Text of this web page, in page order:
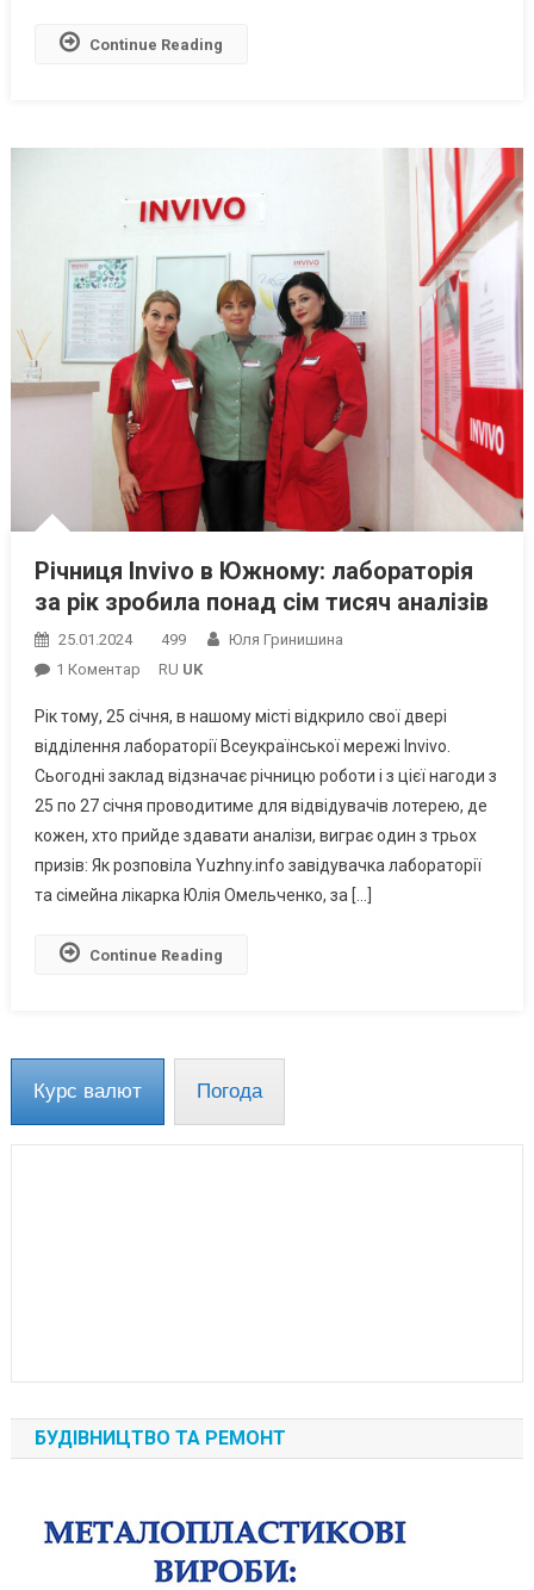
Continue Reading
Річниця Invivo в Южному: лабораторія
за рік зробила понад сім тисяч аналізів
25.01.2024 499
Юля Гринишина
1 КоментарДо
Invivo
В
Южному:
Лабораторія
За
Рік
Зробила
RU UK
Рік тому, 25 січня, в нашому місті відкрило свої двері
відділення лабораторії Всеукраїнської мережі Invivo.
Сьогодні заклад відзначає річницю роботи і з цієї нагоди з
25 по 27 січня проводитиме для відвідувачів лотерею, де
кожен, хто прийде здавати аналізи, виграє один з трьох
призів: Як розповіла Yuzhny.info завідувачка лабораторії
та сімейна лікарка Юлія Омельченко, за […]
Continue Reading
Курс валют Погода
БУДІВНИЦТВО ТА РЕМОНТ